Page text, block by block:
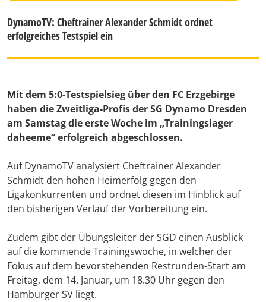
DynamoTV: Cheftrainer Alexander Schmidt ordnet
erfolgreiches Testspiel ein
Mit dem 5:0-Testspielsieg über den FC Erzgebirge
haben die Zweitliga-Profis der SG Dynamo Dresden
am Samstag die erste Woche im „Trainingslager
daheeme“ erfolgreich abgeschlossen.
Auf DynamoTV analysiert Cheftrainer Alexander
Schmidt den hohen Heimerfolg gegen den
Ligakonkurrenten und ordnet diesen im Hinblick auf
den bisherigen Verlauf der Vorbereitung ein.
Zudem gibt der Übungsleiter der SGD einen Ausblick
auf die kommende Trainingswoche, in welcher der
Fokus auf dem bevorstehenden Restrunden-Start am
Freitag, dem 14. Januar, um 18.30 Uhr gegen den
Hamburger SV liegt.